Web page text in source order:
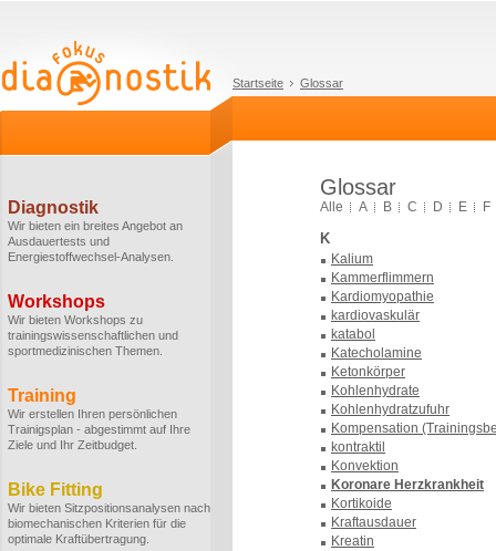
Startseite Glossar
Diagnostik
Wir bieten ein breites Angebot an
Ausdauertests und
Energiestoffwechsel-Analysen.
Workshops
Wir bieten Workshops zu
trainingswissenschaftlichen und
sportmedizinischen Themen.
Training
Wir erstellen Ihren persönlichen
Trainigsplan - abgestimmt auf Ihre
Ziele und Ihr Zeitbudget.
Bike Fitting
Wir bieten Sitzpositionsanalysen nach
biomechanischen Kriterien für die
optimale Kraftübertragung.
Glossar
Alle A B C D E F
K
Kalium
Kammerflimmern
Kardiomyopathie
kardiovaskulär
katabol
Katecholamine
Ketonkörper
Kohlenhydrate
Kohlenhydratzufuhr
Kompensation
kontraktil
Konvektion
Koronare Herzkrankheit
Kortikoide
Kraftausdauer
Kreatin